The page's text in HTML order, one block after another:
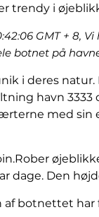
trendy i
GMT + 8,
botnet på
i deres
havn
med sin
dage. Den
​​botnettet har